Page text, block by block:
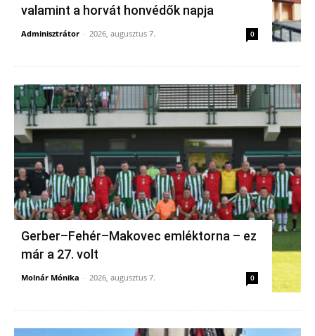
valamint a horvát honvédők napja
Adminisztrátor - 2026, augusztus 7. 0
Gerber–Fehér–Makovec emléktorna – ez
már a 27. volt
Molnár Mónika - 2026, augusztus 7. 0